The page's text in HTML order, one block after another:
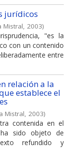
jurídicos
Mistral, 2003)
"es la
con un contenido
entre
relación a la
establece el
Mistral, 2003)
contenida en el
sido objeto de
refundido y